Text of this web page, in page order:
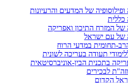
ופילוסופיה של המדעים והרעיונות
כללית
של המזרח התיכון ואפריקה
של עם ישראל
תחומית במדעי הרוח
תעודה בעריכה לשונית
בתכנית הבין-אוניברסיטאית
לבכירים
הקדום